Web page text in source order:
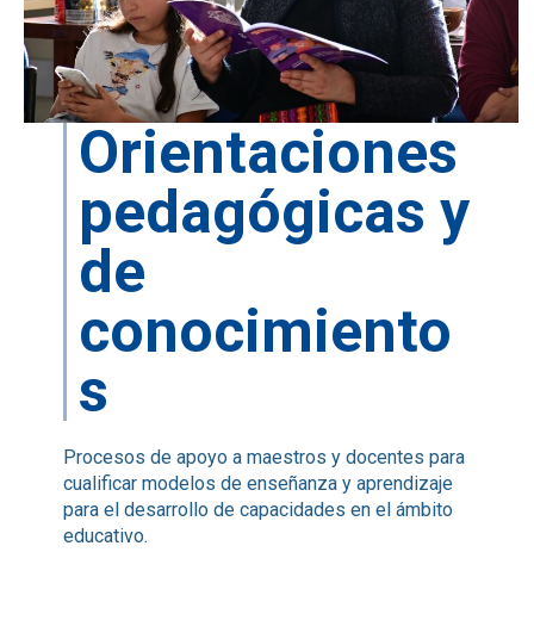
Orientaciones
pedagógicas y
de
conocimiento
s
Procesos de apoyo a maestros y docentes para
cualificar modelos de enseñanza y aprendizaje
para el desarrollo de capacidades en el ámbito
educativo.